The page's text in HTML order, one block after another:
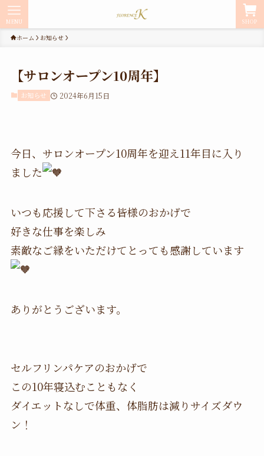
SHOP
MENU
ホーム お知らせ
【サロンオープン10周年】
お知らせ 2024年6月15日
今日、サロンオープン10周年を迎え11年目に入り
ました
いつも応援して下さる皆様のおかげで
好きな仕事を楽しみ
素敵なご縁をいただけてとっても感謝しています
ありがとうございます。
セルフリンパケアのおかげで
この10年寝込むこともなく
ダイエットなしで体重、体脂肪は減りサイズダウ
ン！